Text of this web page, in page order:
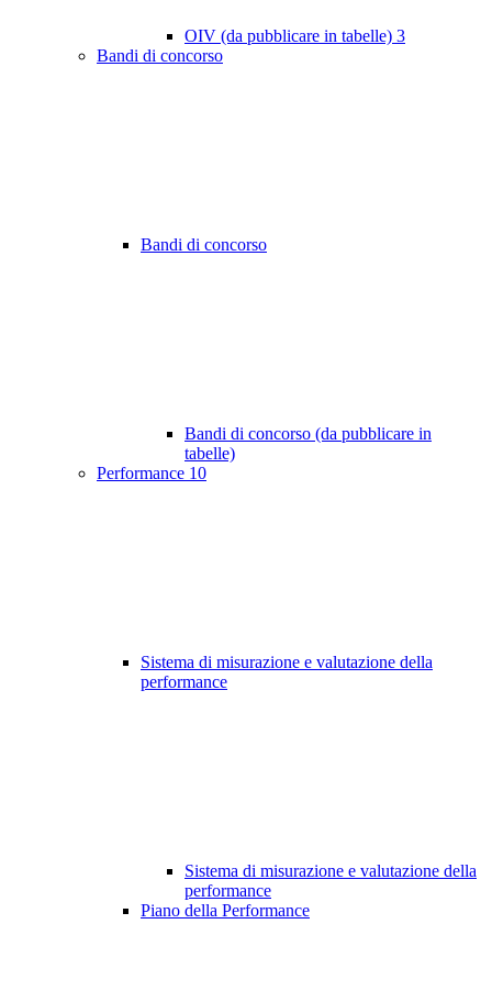
OIV (da pubblicare in tabelle) 3
Bandi di concorso
Bandi di concorso
Bandi di concorso (da pubblicare in
tabelle)
Performance 10
Sistema di misurazione e valutazione della
performance
Sistema di misurazione e valutazione della
performance
Piano della Performance